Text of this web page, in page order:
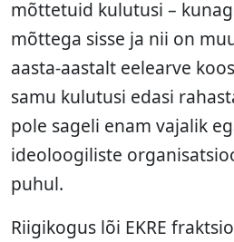
mõttetuid kulutusi –
mõttega sisse ja nii on
aasta-aastalt eelearve
samu kulutusi edasi
pole sageli enam vajalik
ideoloogiliste
puhul.
Riigikogus lõi EKRE